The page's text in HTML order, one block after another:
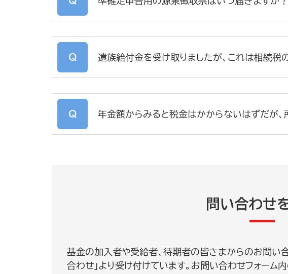
遺族給付金を受け取りましたが、これは相続税
年金額からみると税金はかからないはずだが
問い合わせ
基金の加入者や受給者、待期者の皆さまからのお問い
合わせ」より受け付けています。お問い合わせフォーム